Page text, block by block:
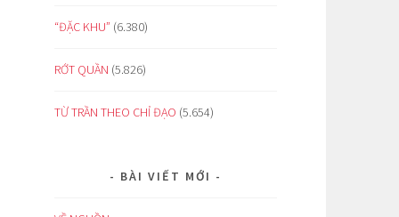
“ĐẶC KHU” (6.380)
RỚT QUẦN (5.826)
TỪ TRẦN THEO CHỈ ĐẠO (5.654)
BÀI VIẾT MỚI